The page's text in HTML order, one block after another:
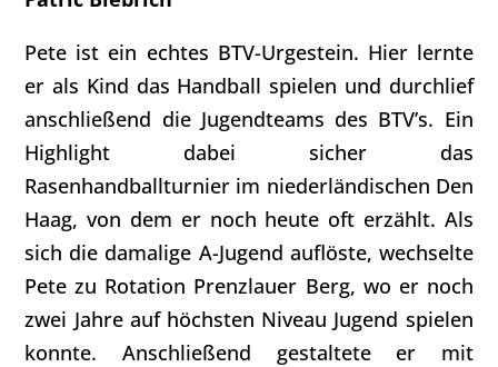
Pete ist ein echtes BTV-Urgestein. Hier lernte
er als Kind das Handball spielen und durchlief
anschließend die Jugendteams des BTV’s. Ein
Highlight dabei sicher das
Rasenhandballturnier im niederländischen Den
Haag, von dem er noch heute oft erzählt. Als
sich die damalige A-Jugend auflöste, wechselte
Pete zu Rotation Prenzlauer Berg, wo er noch
zwei Jahre auf höchsten Niveau Jugend spielen
konnte. Anschließend gestaltete er mit